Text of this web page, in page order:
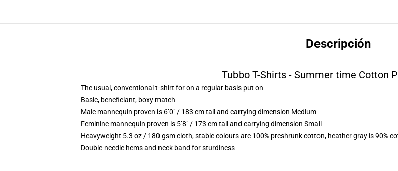
Descripción
Tubbo T-Shirts - Summer time Cotton
The usual, conventional t-shirt for on a regular basis put on
Basic, beneficiant, boxy match
Male mannequin proven is 6’0″ / 183 cm tall and carrying dimension Medium
Feminine mannequin proven is 5’8″ / 173 cm tall and carrying dimension Small
Heavyweight 5.3 oz / 180 gsm cloth, stable colours are 100% preshrunk cotton, heather gray is 90%
Double-needle hems and neck band for sturdiness